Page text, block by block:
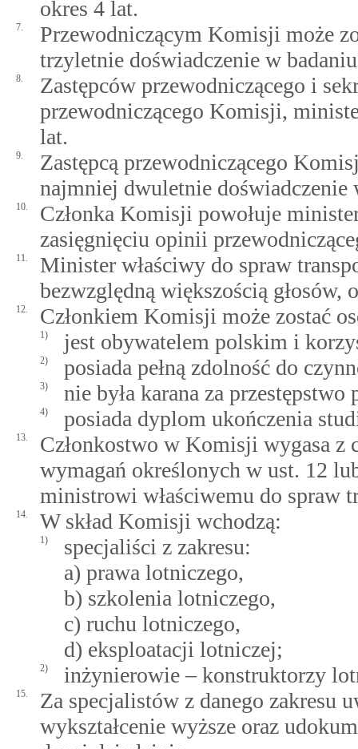
okres 4 lat.
7.
Przewodniczącym Komisji może
trzyletnie doświadczenie w
8.
Zastępców przewodniczącego i
przewodniczącego Komisji,
lat.
9.
Zastępcą przewodniczącego
najmniej dwuletnie doświadczenie
10.
Członka Komisji powołuje
zasięgnięciu opinii
11.
Minister właściwy do spraw
bezwzględną większością głosów,
12. Członkiem Komisji może zostać
1) jest obywatelem polskim i
2) posiada pełną zdolność do
3) nie była karana za
4) posiada dyplom ukończenia
13.
Członkostwo w Komisji wygasa z
wymagań określonych w ust. 12
ministrowi właściwemu do spraw
14. W skład Komisji wchodzą:
1)
specjaliści z zakresu:
a) prawa lotniczego,
b) szkolenia lotniczego,
c) ruchu lotniczego,
d) eksploatacji lotniczej;
2) inżynierowie – konstruktorzy
15.
Za specjalistów z danego zakresu
wykształcenie wyższe oraz